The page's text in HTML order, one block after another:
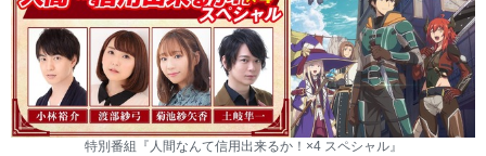
特別番組『人間なんて信用出来るか！×4 スペシャル』